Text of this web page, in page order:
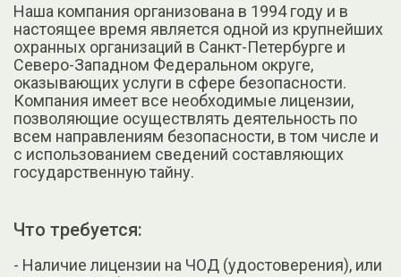
Наша компания организована в 1994 году и в
настоящее время является одной из крупнейших
охранных организаций в Санкт-Петербурге и
Северо-Западном Федеральном округе,
оказывающих услуги в сфере безопасности.
Компания имеет все необходимые лицензии,
позволяющие осуществлять деятельность по
всем направлениям безопасности, в том числе и
с использованием сведений составляющих
государственную тайну.
Что требуется:
- Наличие лицензии на ЧОД (удостоверения), или